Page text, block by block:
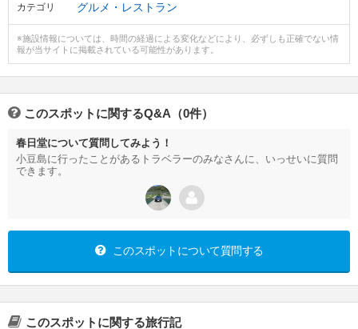
カテゴリ グルメ・レストラン
※施設情報については、時間の経過による変化などにより、必ずしも正確でない情
報が当サイトに掲載されている可能性があります。
このスポットに関するQ&A（0件）
春日堂について質問してみよう！
小豆島に行ったことがあるトラベラーのみなさんに、いっせいに質問
できます。
このスポットについて質問する
このスポットに関する旅行記